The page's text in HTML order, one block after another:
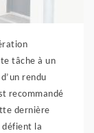
tâche à un
rendu
recommandé
dernière
défient la